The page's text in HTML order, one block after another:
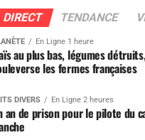
DIRECT TENDANCE
En Ligne 1 heure
au plus bas, légumes
les fermes françaises
DIVERS En Ligne 2 heures
an de prison pour le pilote du